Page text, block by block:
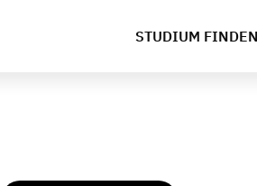
STUDIUM FINDEN